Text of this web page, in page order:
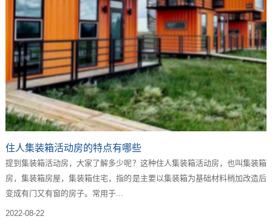
住人集装箱活动房的特点有哪些
提到集装箱活动房，大家了解多少呢？这种住人集装箱活动房，也叫集装箱
房，集装箱房屋，集装箱住宅，指的是主要以集装箱为基础材料稍加改造后
变成有门又有窗的房子。常用于...
2022-08-22